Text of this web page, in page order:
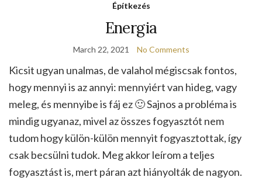
Építkezés
Energia
March 22, 2021 No Comments
Kicsit ugyan unalmas, de valahol mégiscsak fontos,
hogy mennyi is az annyi: mennyiért van hideg, vagy
meleg, és mennyibe is fáj ez 🙂 Sajnos a probléma is
mindig ugyanaz, mivel az összes fogyasztót nem
tudom hogy külön-külön mennyit fogyasztottak, így
csak becsülni tudok. Meg akkor leírom a teljes
fogyasztást is, mert páran azt hiányolták de nagyon.